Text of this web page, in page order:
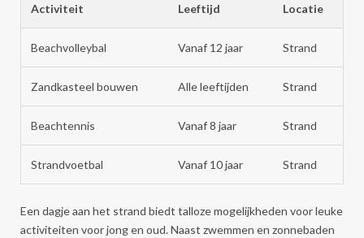
Activiteit Leeftijd Locatie
Beachvolleybal Vanaf 12 jaar Strand
Zandkasteel bouwen Alle leeftijden Strand
Beachtennis Vanaf 8 jaar Strand
Strandvoetbal Vanaf 10 jaar Strand
Een dagje aan het strand biedt talloze mogelijkheden voor leuke
activiteiten voor jong en oud. Naast zwemmen en zonnebaden